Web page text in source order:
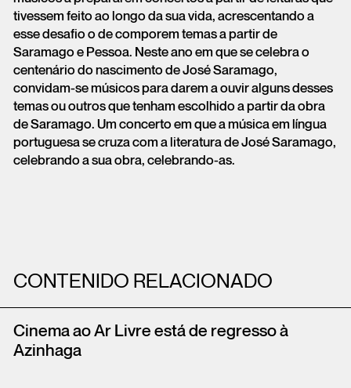
tivessem feito ao longo da sua vida, acrescentando a
esse desafio o de comporem temas a partir de
Saramago e Pessoa. Neste ano em que se celebra o
centenário do nascimento de José Saramago,
convidam-se músicos para darem a ouvir alguns desses
temas ou outros que tenham escolhido a partir da obra
de Saramago. Um concerto em que a música em língua
portuguesa se cruza com a literatura de José Saramago,
celebrando a sua obra, celebrando-as.
CONTENIDO RELACIONADO
Cinema ao Ar Livre está de regresso à
Azinhaga